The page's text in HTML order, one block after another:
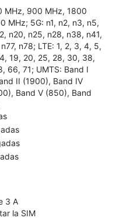
MHz, 900 MHz, 1800
MHz; 5G: n1, n2, n3, n5,
n20, n25, n28, n38, n41,
n78; LTE: 1, 2, 3, 4, 5,
19, 20, 25, 28, 30, 38,
66, 71; UMTS: Band I
II (1900), Band IV
Band V (850), Band
3 A
la SIM